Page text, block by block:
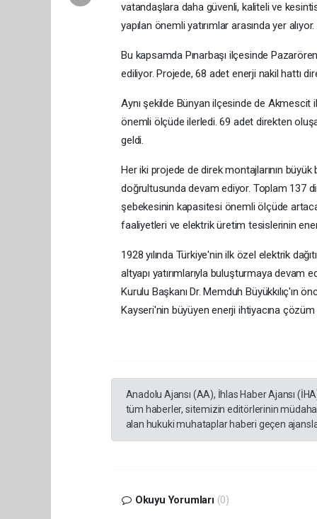
vatandaşlara daha güvenli, kaliteli ve
yapılan önemli yatırımlar arasında yer alıyor.
Bu kapsamda Pınarbaşı ilçesinde
ediliyor. Projede, 68 adet enerji nakil hattı
Aynı şekilde Bünyan ilçesinde de Akmescit
önemli ölçüde ilerledi. 69 adet direkten
geldi.
Her iki projede de direk montajlarının
doğrultusunda devam ediyor. Toplam 137
şebekesinin kapasitesi önemli ölçüde
faaliyetleri ve elektrik üretim tesislerinin
1928 yılında Türkiye'nin ilk özel elektrik
altyapı yatırımlarıyla buluşturmaya devam
Kurulu Başkanı Dr. Memduh Büyükkılıç'ın
Kayseri'nin büyüyen enerji ihtiyacına
Anadolu Ajansı (AA), İhlas Haber Ajansı
tüm haberler, sitemizin editörlerinin
alan hukuki muhataplar haberi geçen
Okuyu Yorumları (0)